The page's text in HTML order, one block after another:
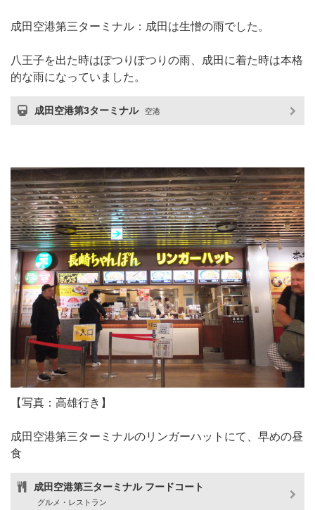
成田空港第三ターミナル：成田は生憎の雨でした。
八王子を出た時はぽつりぽつりの雨、成田に着た時は本格
的な雨になっていました。
成田空港第3ターミナル 空港
【写真：高雄行き】
成田空港第三ターミナルのリンガーハットにて、早めの昼
食
成田空港第三ターミナル フードコート
グルメ・レストラン